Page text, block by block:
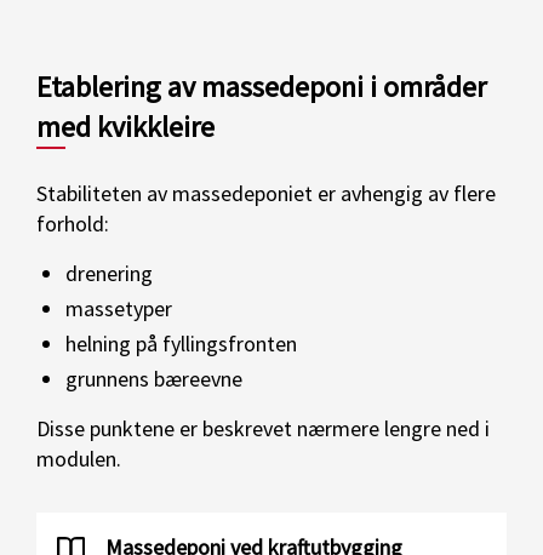
Etablering av massedeponi i områder
med kvikkleire
Stabiliteten av massedeponiet er avhengig av flere
forhold:
drenering
massetyper
helning på fyllingsfronten
grunnens bæreevne
Disse punktene er beskrevet nærmere lengre ned i
modulen.
Massedeponi ved kraftutbygging